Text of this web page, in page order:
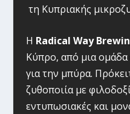
τη Κυπριακής
Η Radical Way
Κύπρο, από μια ομάδα
για την μπύρα.
ζυθοποιία με
εντυπωσιακές και